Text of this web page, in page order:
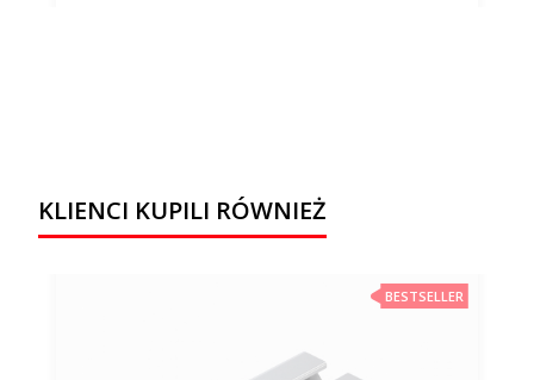
KLIENCI KUPILI RÓWNIEŻ
BESTSELLER